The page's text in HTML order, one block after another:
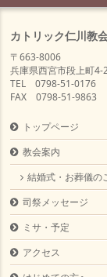
カトリック仁川教
〒663-8006
兵庫県西宮市段上町4-
TEL 0798-51-0176
FAX 0798-51-9863
トップページ
教会案内
結婚式・お葬儀の
司祭メッセージ
ミサ・予定
アクセス